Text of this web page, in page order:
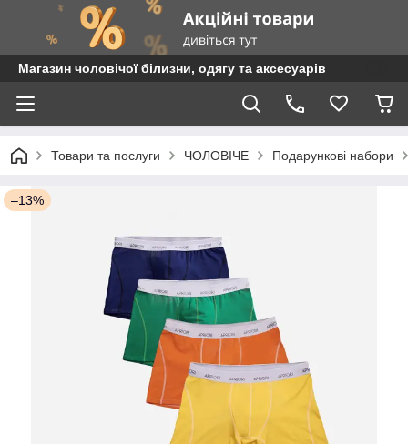
Магазин чоловічої білизни, одягу та аксесуарів
Товари та послуги ЧОЛОВІЧЕ Подарункові набори
–13%